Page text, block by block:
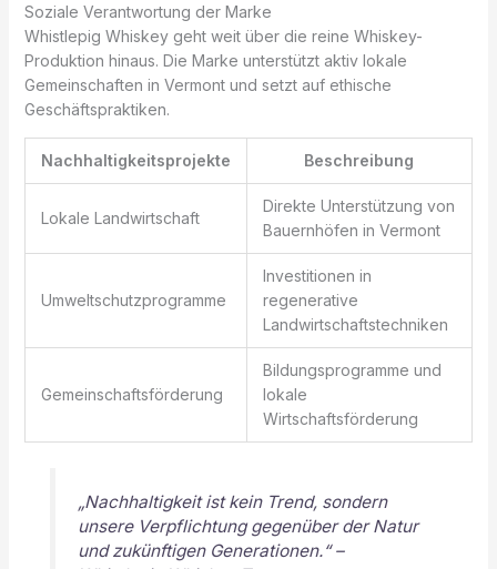
Soziale Verantwortung der Marke
Whistlepig Whiskey geht weit über die reine Whiskey-
Produktion hinaus. Die Marke unterstützt aktiv lokale
Gemeinschaften in Vermont und setzt auf ethische
Geschäftspraktiken.
Nachhaltigkeitsprojekte Beschreibung
Lokale Landwirtschaft
Direkte Unterstützung von
Bauernhöfen in Vermont
Umweltschutzprogramme
Investitionen in
regenerative
Landwirtschaftstechniken
Gemeinschaftsförderung
Bildungsprogramme und
lokale
Wirtschaftsförderung
„Nachhaltigkeit ist kein Trend, sondern
unsere Verpflichtung gegenüber der Natur
und zukünftigen Generationen.“ –